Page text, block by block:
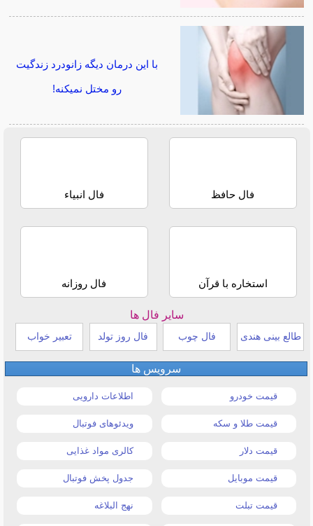
با این درمان دیگه زانودرد زندگیت
رو مختل نمیکنه!
فال حافظ فال انبیاء
استخاره با قرآن فال روزانه
سایر فال ها
طالع بینی هندی فال چوب فال روز تولد تعبیر خواب
سرویس ها
قیمت خودرو اطلاعات دارویی
قیمت طلا و سکه ویدئوهای فوتبال
قیمت دلار کالری مواد غذایی
قیمت موبایل جدول پخش فوتبال
قیمت تبلت نهج البلاغه